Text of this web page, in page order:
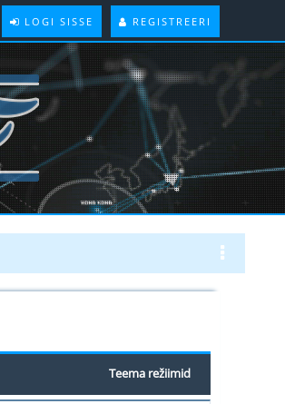
LOGI SISSE REGISTREERI
Teema režiimid